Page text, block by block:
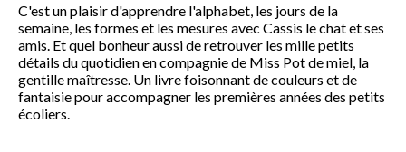
C'est un plaisir d'apprendre l'alphabet, les jours de la
semaine, les formes et les mesures avec Cassis le chat et ses
amis. Et quel bonheur aussi de retrouver les mille petits
détails du quotidien en compagnie de Miss Pot de miel, la
gentille maîtresse. Un livre foisonnant de couleurs et de
fantaisie pour accompagner les premières années des petits
écoliers.